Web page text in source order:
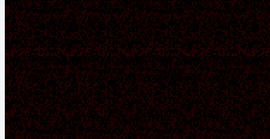
会場のアリーナ中央に出演者が登壇するリングがありま
すが、観覧の障害になり得るロープや鉄柱がない状態に
してあります。
水分補給用飲料以外の会場内へ持ち込みによる飲食はお
断りしております。会場内の自動販売機・売店をご利用
ください。
ビデオ・カメラ、または携帯電話等での録音・録画・撮
影・配信禁止です。